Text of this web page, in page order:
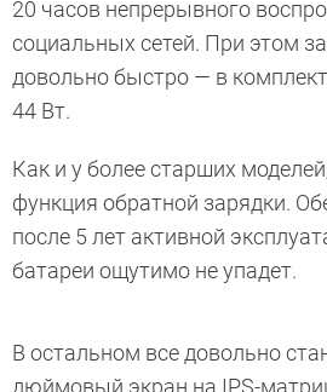
20 часов непрерывного
социальных сетей. При этом
довольно быстро — в
44 Вт.
Как и у более старших
функция обратной зарядки.
после 5 лет активной
батареи ощутимо не упадет.
В остальном все довольно
дюймовый экран на IPS-